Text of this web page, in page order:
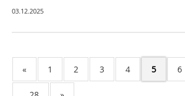
03.12.2025
« 1 2 3 4 5 6